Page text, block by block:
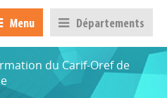
Menu Départements
du Carif-Oref de